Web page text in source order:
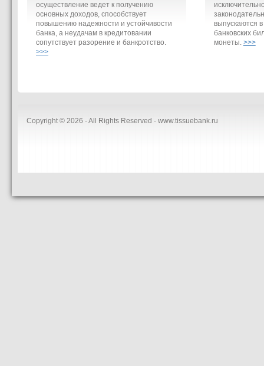
осуществление ведет к получению
основных доходов, способствует
повышению надежности и устойчивости
банка, а неудачам в кредитовании
сопутствует разорение и банкротство.
>>>
выпускаются
банковских
монеты. >>>
Copyright © 2026 - All Rights Reserved - www.tissuebank.ru